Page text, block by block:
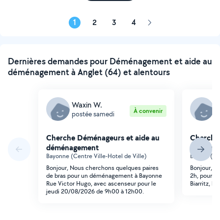
1 2 3 4 Page
Dernières demandes pour Déménagement et aide au
déménagement à Anglet (64) et alentours
Waxin W.
postée samedi À convenir
Cherche Déménageurs et aide au
déménagement
Bayonne (Centre Ville-Hotel de Ville)
Bonjour, Nous cherchons quelques paires
de bras pour un déménagement à Bayonne
Rue Victor Hugo, avec ascenseur pour le
jeudi 20/08/2026 de 9h00 à 12h00.
Biarritz
Bonjour,
2h, pour
Biarritz, le